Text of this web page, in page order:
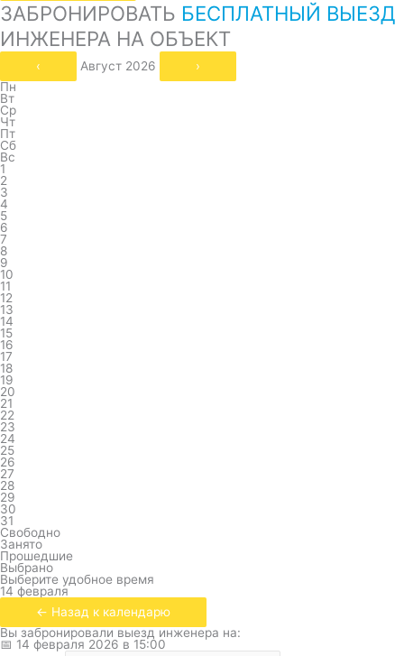
ЗАБРОНИРОВАТЬ БЕСПЛАТНЫЙ ВЫЕЗД
ИНЖЕНЕРА НА ОБЪЕКТ
‹ Август 2026
›
Пн
Вт
Ср
Чт
Пт
Сб
Вс
1
2
3
4
5
6
7
8
9
10
11
12
13
14
15
16
17
18
19
20
21
22
23
24
25
26
27
28
29
30
31
Свободно
Занято
Прошедшие
Выбрано
Выберите удобное время
14 февраля
← Назад к календарю
Вы забронировали выезд инженера на:
📅 14 февраля 2026 в 15:00